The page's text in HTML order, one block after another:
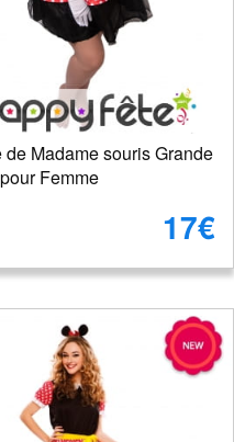
de Madame souris Grande
Femme
17€